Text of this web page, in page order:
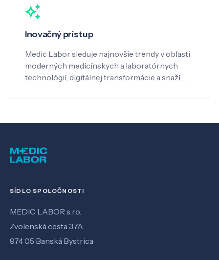
Inovačný prístup
Medic Labor sleduje najnovšie trendy v oblasti
moderných medicínskych a laboratórnych
technológií, digitálnej transformácie a snaží …
SÍDLO SPOLOČNOSTI
MEDIC LABOR s.r.o.
Zvolenská cesta 37A
974 05 Banská Bystrica